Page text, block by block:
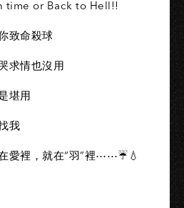
Back to Hell!!
致命殺球
求情也沒用
堪用
我
就在“羽”裡⋯⋯☔️💧